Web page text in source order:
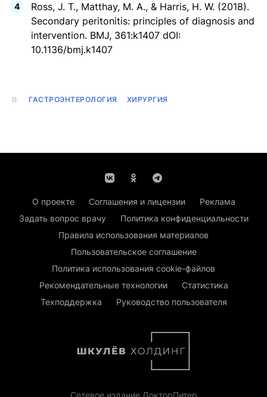
Ross, J. T., Matthay, M. A., & Harris, H. W. (2018).
Secondary peritonitis: principles of diagnosis and
intervention. BMJ, 361:k1407 dOI:
10.1136/bmj.k1407
ГАСТРОЭНТЕРОЛОГИЯ ХИРУРГИЯ
О проекте Соглашения и лицензии
Реклама
Задать вопрос врачу
Политика конфиденциальности
Правила использования материалов
Пользовательское соглашение
Политика использования cookie-файлов
Рекомендательные технологии
Статистика
Техподдержка
Руководство пользователя